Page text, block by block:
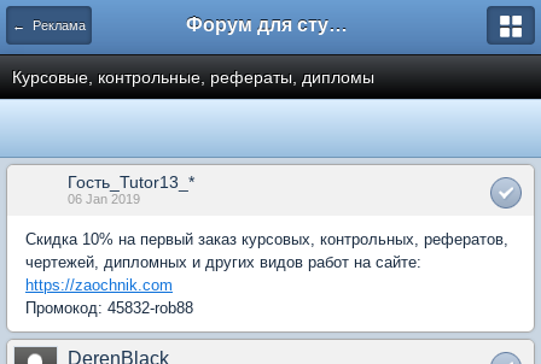
← Реклама Форум для студента СГА
Курсовые, контрольные, рефераты, дипломы
Гость_Tutor13_*
06 Jan 2019
Скидка 10% на первый заказ курсовых, контрольных, рефератов,
чертежей, дипломных и других видов работ на сайте:
https://zaochnik.com
Промокод: 45832-rob88
DerenBlack